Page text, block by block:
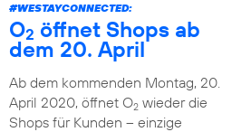
#WESTAYCONNECTED:
O2 öffnet Shops ab
dem 20. April
Ab dem kommenden Montag, 20.
April 2020, öffnet O2wieder die
Shops für Kunden – einzige